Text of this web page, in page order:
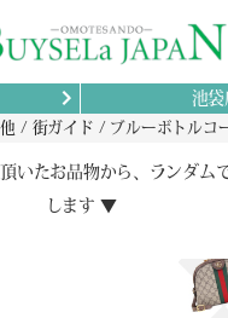
池袋
街ガイド
いたお品物から、ランダム
します ▼